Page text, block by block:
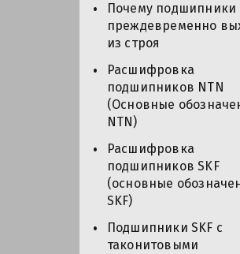
Почему подшипники
преждевременно
из строя
Расшифровка
подшипников NTN
(Основные
NTN)
Расшифровка
подшипников SKF
(основные
SKF)
Подшипники SKF с
таконитовыми